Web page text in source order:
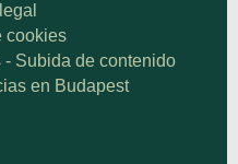
cookies
Subida de contenido
en Budapest